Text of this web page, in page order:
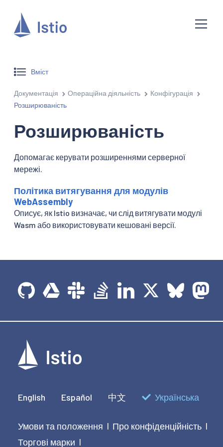
Вміст
Документація Операційна діяльність
Конфігурація
Розширюваність
Розширюваність
Допомагає керувати розширеннями серверної
мережі.
Політика витягування для модулів
WebAssembly
Описує, як Istio визначає, чи слід витягувати модулі
Wasm або використовувати кешовані версії.
English Español 中文 Українська
Умови та положення | Про конфіденційність |
Торгові марки |